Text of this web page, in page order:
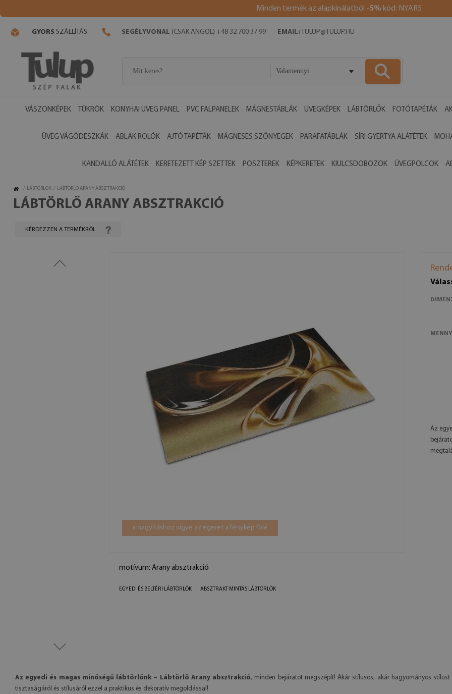
Minden termék az alapkínálatból -5% kód: NYAR5
GYORS SZÁLLÍTÁS SEGÉLYVONAL (CSAK ANGOL) +48 32 700 37 99 EMAIL: TULUP@TULUP.HU
Valamennyi
VÁSZONKÉPEK TÜKRÖK KONYHAI ÜVEG PANEL PVC FALPANELEK MÁGNESTÁBLÁK ÜVEGKÉPEK LÁBTÖRLŐK FOTÓTAPÉTÁK
ÜVEG VÁGÓDESZKÁK ABLAK ROLÓK AJTÓ TAPÉTÁK MÁGNESES SZŐNYEGEK PARAFATÁBLÁK SÍRI GYERTYA ALÁTÉTEK
KANDALLÓ ALÁTÉTEK KERETEZETT KÉP SZETTEK POSZTEREK KÉPKERETEK KIULCSDOBOZOK ÜVEGPOLCOK
/ LÁBTÖRLŐK / LÁBTÖRLŐ ARANY ABSZTRAKCIÓ
LÁBTÖRLŐ ARANY ABSZTRAKCIÓ
KÉRDEZZEN A TERMÉKRŐL
a nagyításhoz vigye az egeret a fénykép fölé
motívum: Arany absztrakció
EGYEDI ÉS BELTÉRI LÁBTÖRLŐK ABSZTRAKT MINTÁS LÁBTÖRLŐK
Az
Az egyedi és magas minőségű lábtörlőnk – Lábtörlő Arany absztrakció, minden bejáratot megszépít! Akár stílusos, akár hagyományos stílust
tisztaságáról és stílusáról ezzel a praktikus és dekoratív megoldással!